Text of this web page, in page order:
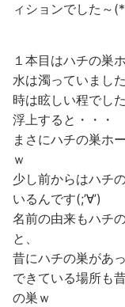
ィションでした～
１本目はハチの巣
水は濁っていまし
時は眩しい程でした
浮上すると・・・
まさにハチの巣ホ
ｗ
少し前からはハチ
いるんです(;’∀’)
名前の由来もハチ
と、
昔にハチの巣があ
できている場所も
の巣ｗ